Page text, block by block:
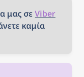
μας σε Viber
καμία